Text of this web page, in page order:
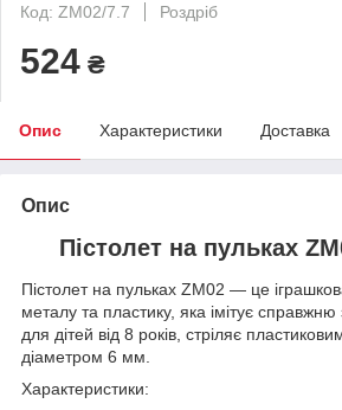
Код: ZM02/7.7
Роздріб
524 ₴
Опис Характеристики Доставка
Опис
Пістолет на пульках
Пістолет на пульках ZM02 — це
металу та пластику, яка імітує
для дітей від 8 років, стріляє
діаметром 6 мм.
Характеристики: